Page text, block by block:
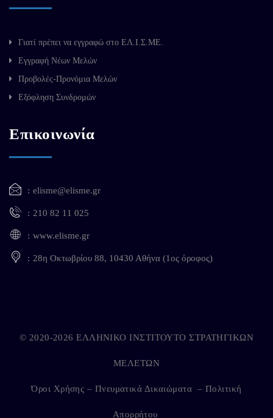
Γιατί πρέπει να εγγραφώ στο ΕΛ.Ι.Σ.ΜΕ.
Εγγραφή Νέων Μελών
Προβολές-Προνόμια Μελών
Εξόφληση Συνδρομών
Επικοινωνία
elisme@elisme.gr
210 82 11 025
www.elisme.gr
28η Οκτωβρίου 88, 10430 Αθήνα (1ος όροφος)
© 2020-2026 ΕΛΛΗΝΙΚΟ ΙΝΣΤΙΤΟΥΤΟ ΣΤΡΑΤΗΓΙΚΩΝ
ΜΕΛΕΤΩΝ
Όροι Χρήσης – Πνευματικά Δικαιώματα – Πολιτική
Απορρήτου